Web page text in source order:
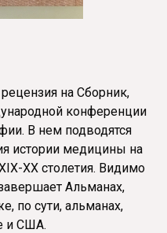
на Сборник,
конференции
В нем подводятся
истории медицины на
XX столетия. Видимо
Альманах,
по сути, альманах,
и США.